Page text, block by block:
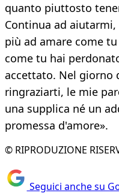
quanto piuttosto
Continua ad
più ad amare come
come tu hai
accettato. Nel giorno
ringraziarti, le mie
una supplica né un
promessa d'amore».
© RIPRODUZIONE
Seguici anche su